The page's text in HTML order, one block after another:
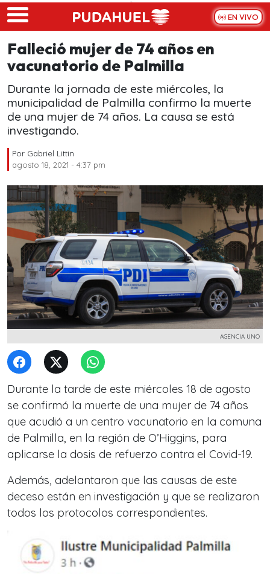
Skip to main content
EN VIVO
Falleció mujer de 74 años en
vacunatorio de Palmilla
Durante la jornada de este miércoles, la
municipalidad de Palmilla confirmo la muerte
de una mujer de 74 años. La causa se está
investigando.
Por Gabriel Littin
agosto 18, 2021 - 4:37 pm
AGENCIA UNO
Durante la tarde de este miércoles 18 de agosto
se confirmó la muerte de una mujer de 74 años
que acudió a un centro vacunatorio en la comuna
de Palmilla, en la región de O’Higgins, para
aplicarse la dosis de refuerzo contra el Covid-19.
Además, adelantaron que las causas de este
deceso están en investigación y que se realizaron
todos los protocolos correspondientes.